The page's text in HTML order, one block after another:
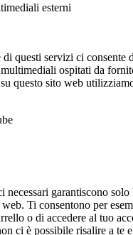
esterni
di questi servizi ci consente
ospitati da
questo sito web
necessari garantiscono
Ti consentono per
o di accedere al tuo
ci è possibile risalire a te